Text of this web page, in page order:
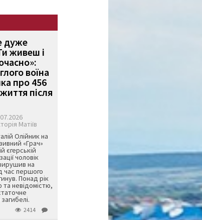
дуже
живеш і
воїна
про 456
після
Матіїв
Олійник на
«Грач»
єгерській
чоловік
на
час першого
Понад рік
та невідомістю,
2414